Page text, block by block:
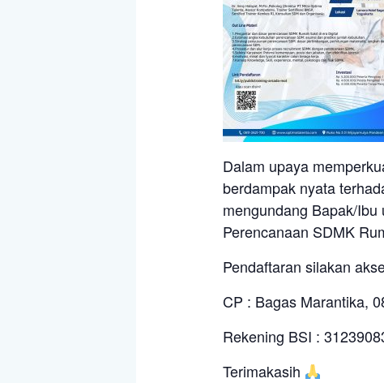
Dalam upaya
berdampak nyata
mengundang Bapak/
Perencanaan SDMK
Pendaftaran silakan
CP : Bagas Marantika,
Rekening BSI :
Terimakasih